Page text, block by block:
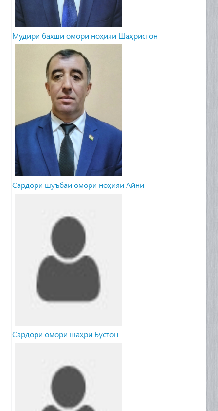
Мудири бахши омори ноҳияи Шаҳристон
Сардори шуъбаи омори ноҳияи Айни
Сардори омори шаҳри Бустон